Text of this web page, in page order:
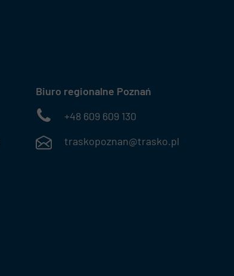
Biuro regionalne Poznań
+48 609 609 130
traskopoznan@trasko.pl